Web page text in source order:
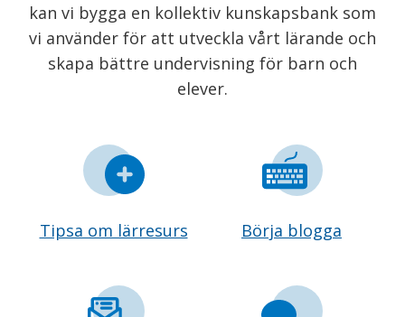
kan vi bygga en kollektiv kunskapsbank som
vi använder för att utveckla vårt lärande och
skapa bättre undervisning för barn och
elever.
Tipsa om lärresurs Börja blogga